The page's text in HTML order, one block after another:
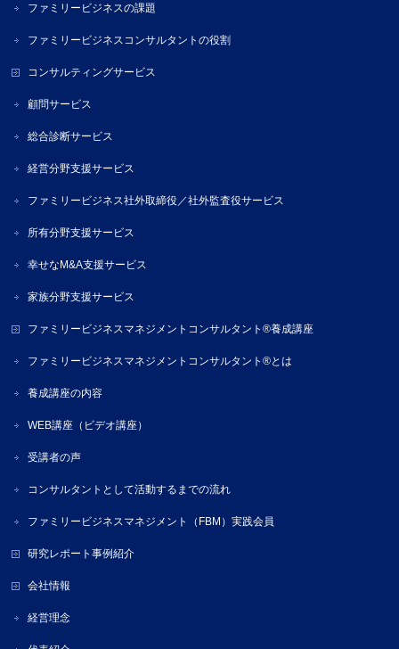
ファミリービジネスの課題
ファミリービジネスコンサルタントの役割
コンサルティングサービス
顧問サービス
総合診断サービス
経営分野支援サービス
ファミリービジネス社外取締役／社外監査役サービス
所有分野支援サービス
幸せなM&A支援サービス
家族分野支援サービス
ファミリービジネスマネジメントコンサルタント®養成講座
ファミリービジネスマネジメントコンサルタント®とは
養成講座の内容
WEB講座（ビデオ講座）
受講者の声
コンサルタントとして活動するまでの流れ
ファミリービジネスマネジメント（FBM）実践会員
研究レポート事例紹介
会社情報
経営理念